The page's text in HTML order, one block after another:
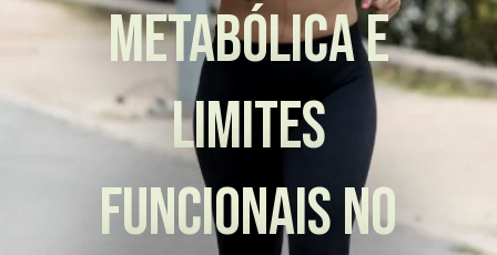
metabólica e
limites
funcionais no